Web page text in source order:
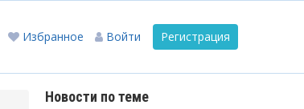
Регистрация
Войти
Избранное
Новости по теме